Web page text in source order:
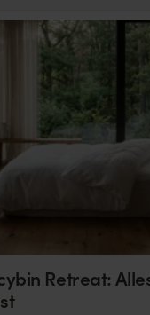
Retreat: